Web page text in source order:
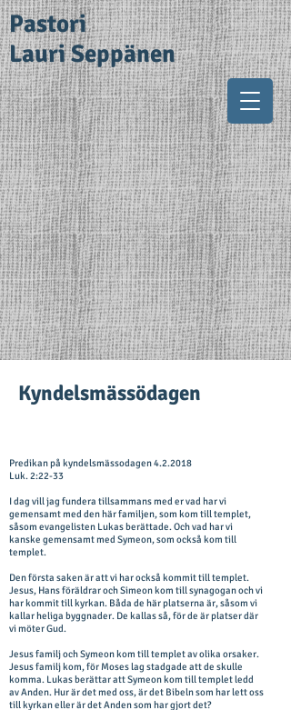
Pastori
Lauri Seppänen
Kyndelsmässödagen
Predikan på kyndelsmässodagen 4.2.2018
Luk. 2:22-33
I dag vill jag fundera tillsammans med er vad har vi
gemensamt med den här familjen, som kom till templet,
såsom evangelisten Lukas berättade. Och vad har vi
kanske gemensamt med Symeon, som också kom till
templet.
Den första saken är att vi har också kommit till templet.
Jesus, Hans föräldrar och Simeon kom till synagogan och vi
har kommit till kyrkan. Båda de här platserna är, såsom vi
kallar heliga byggnader. De kallas så, för de är platser där
vi möter Gud.
Jesus familj och Symeon kom till templet av olika orsaker.
Jesus familj kom, för Moses lag stadgade att de skulle
komma. Lukas berättar att Symeon kom till templet ledd
av Anden. Hur är det med oss, är det Bibeln som har lett oss
till kyrkan eller är det Anden som har gjort det?